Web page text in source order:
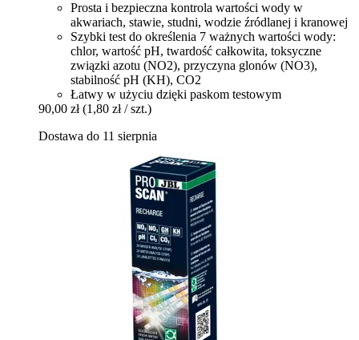
Prosta i bezpieczna kontrola wartości wody w
akwariach, stawie, studni, wodzie źródlanej i kranowej
Szybki test do określenia 7 ważnych wartości wody:
chlor, wartość pH, twardość całkowita, toksyczne
związki azotu (NO2), przyczyna glonów (NO3),
stabilność pH (KH), CO2
Łatwy w użyciu dzięki paskom testowym
90,00 zł (1,80 zł / szt.)
Dostawa do 11 sierpnia